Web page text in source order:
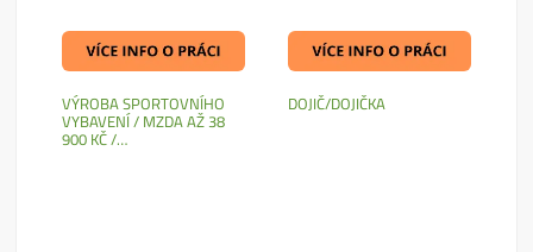
VÝROBA SPORTOVNÍHO
VYBAVENÍ / MZDA AŽ 38
900 KČ /…
DOJIČ/DOJIČKA